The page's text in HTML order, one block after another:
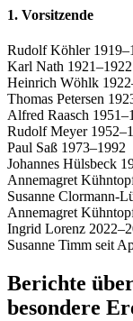
1. Vorsitzende
Rudolf Köhler
Karl Nath 1921–1922
Heinrich Wöhlk
Thomas Petersen
Alfred Raasch
Rudolf Meyer
Paul Saß 1973–1992
Johannes Hülsbeck
Annemagret
Susanne Clormann-
Annemagret
Ingrid Lorenz
Susanne Timm seit
Berichte
besondere